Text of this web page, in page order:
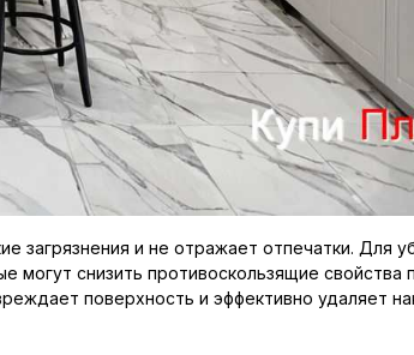
загрязнения и не отражает отпечатки. Для
могут снизить противоскользящие свойства
поверхность и эффективно удаляет